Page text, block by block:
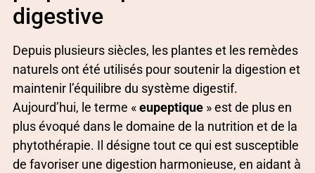
digestive
Depuis plusieurs siècles, les plantes et les remèdes
naturels ont été utilisés pour soutenir la digestion et
maintenir l’équilibre du système digestif.
Aujourd’hui, le terme «eupeptique » est de plus en
plus évoqué dans le domaine de la nutrition et de la
phytothérapie. Il désigne tout ce qui est susceptible
de favoriser une digestion harmonieuse, en aidant à